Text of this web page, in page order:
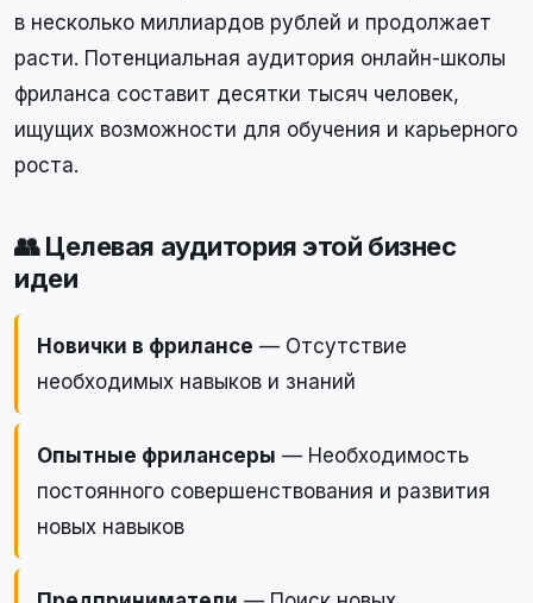
в несколько миллиардов рублей и продолжает
расти. Потенциальная аудитория онлайн-школы
фриланса составит десятки тысяч человек,
ищущих возможности для обучения и карьерного
роста.
👥 Целевая аудитория этой бизнес
идеи
Новички в фрилансе — Отсутствие
необходимых навыков и знаний
Опытные фрилансеры — Необходимость
постоянного совершенствования и развития
новых навыков